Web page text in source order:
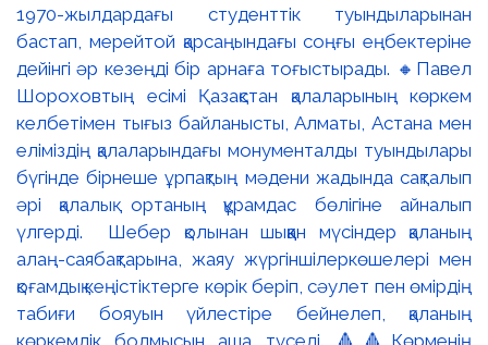
1970-жылдардағы студенттік туындыларынан
бастап, мерейтой қарсаңындағы соңғы еңбектеріне
дейінгі әр кезеңді бір арнаға тоғыстырады. 🔸Павел
Шороховтың есімі Қазақстан қалаларының көркем
келбетімен тығыз байланысты, Алматы, Астана мен
еліміздің қалаларындағы монументалды туындылары
бүгінде бірнеше ұрпақтың мәдени жадында сақталып
әрі қалалық ортаның құрамдас бөлігіне айналып
үлгерді. Шебер қолынан шыққан мүсіндер қаланың
алаң-саябақтарына, жаяу жүргіншілеркөшелері мен
қоғамдық кеңістіктерге көрік беріп, сәулет пен өмірдің
табиғи бояуын үйлестіре бейнелеп, қаланың
көркемдік болмысын аша түседі. 🔺🔺Көрменің